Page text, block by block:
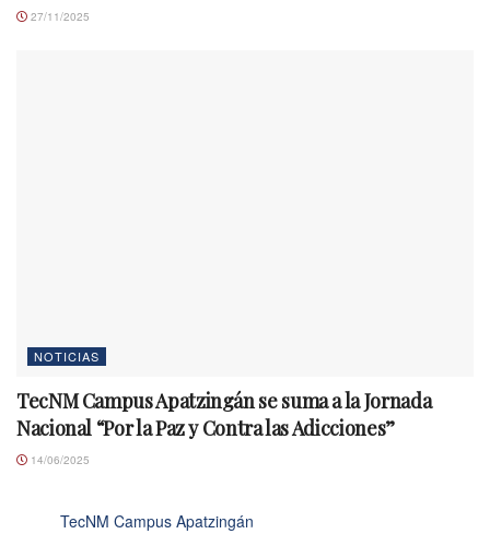
27/11/2025
NOTICIAS
TecNM Campus Apatzingán se suma a la Jornada
Nacional “Por la Paz y Contra las Adicciones”
14/06/2025
TecNM Campus Apatzingán